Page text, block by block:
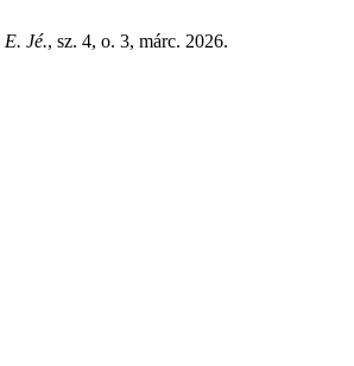
E. Jé., sz. 4, o. 3, márc. 2026.